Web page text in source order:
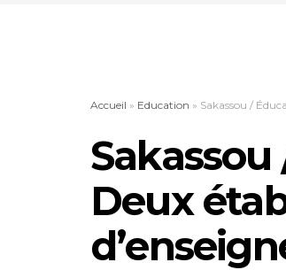
Accueil » Education » Sakassou /
Deux